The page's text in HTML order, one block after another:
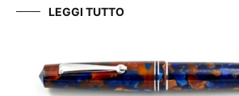
LEGGI TUTTO